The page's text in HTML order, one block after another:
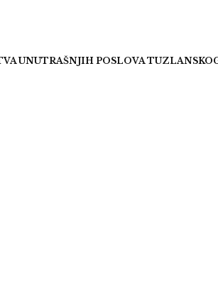
UNUTRAŠNJIH POSLOVA